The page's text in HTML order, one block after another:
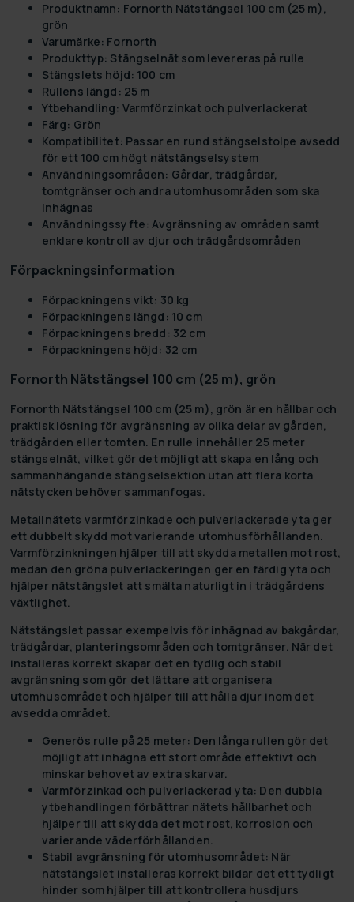
Produktnamn: Fornorth Nätstängsel 100 cm (25 m),
grön
Varumärke: Fornorth
Produkttyp: Stängselnät som levereras på rulle
Stängslets höjd: 100 cm
Rullens längd: 25 m
Ytbehandling: Varmförzinkat och pulverlackerat
Färg: Grön
Kompatibilitet: Passar en rund stängselstolpe avsedd
för ett 100 cm högt nätstängselsystem
Användningsområden: Gårdar, trädgårdar,
tomtgränser och andra utomhusområden som ska
inhägnas
Användningssyfte: Avgränsning av områden samt
enklare kontroll av djur och trädgårdsområden
Förpackningsinformation
Förpackningens vikt: 30 kg
Förpackningens längd: 10 cm
Förpackningens bredd: 32 cm
Förpackningens höjd: 32 cm
Fornorth Nätstängsel 100 cm (25 m), grön
Fornorth Nätstängsel 100 cm (25 m), grön är en hållbar och
praktisk lösning för avgränsning av olika delar av gården,
trädgården eller tomten. En rulle innehåller 25 meter
stängselnät, vilket gör det möjligt att skapa en lång och
sammanhängande stängselsektion utan att flera korta
nätstycken behöver sammanfogas.
Metallnätets varmförzinkade och pulverlackerade yta ger
ett dubbelt skydd mot varierande utomhusförhållanden.
Varmförzinkningen hjälper till att skydda metallen mot rost,
medan den gröna pulverlackeringen ger en färdig yta och
hjälper nätstängslet att smälta naturligt in i trädgårdens
växtlighet.
Nätstängslet passar exempelvis för inhägnad av bakgårdar,
trädgårdar, planteringsområden och tomtgränser. När det
installeras korrekt skapar det en tydlig och stabil
avgränsning som gör det lättare att organisera
utomhusområdet och hjälper till att hålla djur inom det
avsedda området.
Generös rulle på 25 meter: Den långa rullen gör det
möjligt att inhägna ett stort område effektivt och
minskar behovet av extra skarvar.
Varmförzinkad och pulverlackerad yta: Den dubbla
ytbehandlingen förbättrar nätets hållbarhet och
hjälper till att skydda det mot rost, korrosion och
varierande väderförhållanden.
Stabil avgränsning för utomhusområdet: När
nätstängslet installeras korrekt bildar det ett tydligt
hinder som hjälper till att kontrollera husdjurs